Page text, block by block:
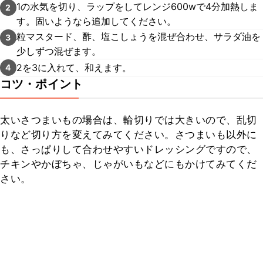
2
1の水気を切り、ラップをしてレンジ600wで4分加熱しま
す。固いようなら追加してください。
3 粒マスタード、酢、塩こしょうを混ぜ合わせ、サラダ油を
少しずつ混ぜます。
4 2を3に入れて、和えます。
コツ・ポイント
太いさつまいもの場合は、輪切りでは大きいので、乱切
りなど切り方を変えてみてください。さつまいも以外に
も、さっぱりして合わせやすいドレッシングですので、
チキンやかぼちゃ、じゃがいもなどにもかけてみてくだ
さい。